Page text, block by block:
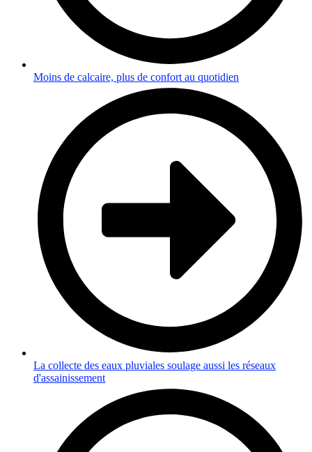
Moins de calcaire, plus de confort au quotidien
La collecte des eaux pluviales soulage aussi les réseaux
d'assainissement